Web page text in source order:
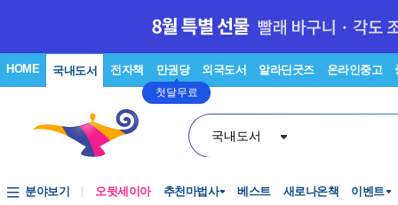
HOME 국내도서 전자책 만권당
첫달무료
외국도서 알라딘굿즈 온라인중고
국내도서
분야보기 오뒷세이아 추천마법사 베스트 새로나온책 이벤트